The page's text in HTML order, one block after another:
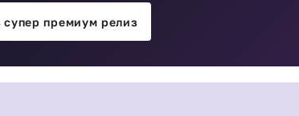
супер премиум релиз